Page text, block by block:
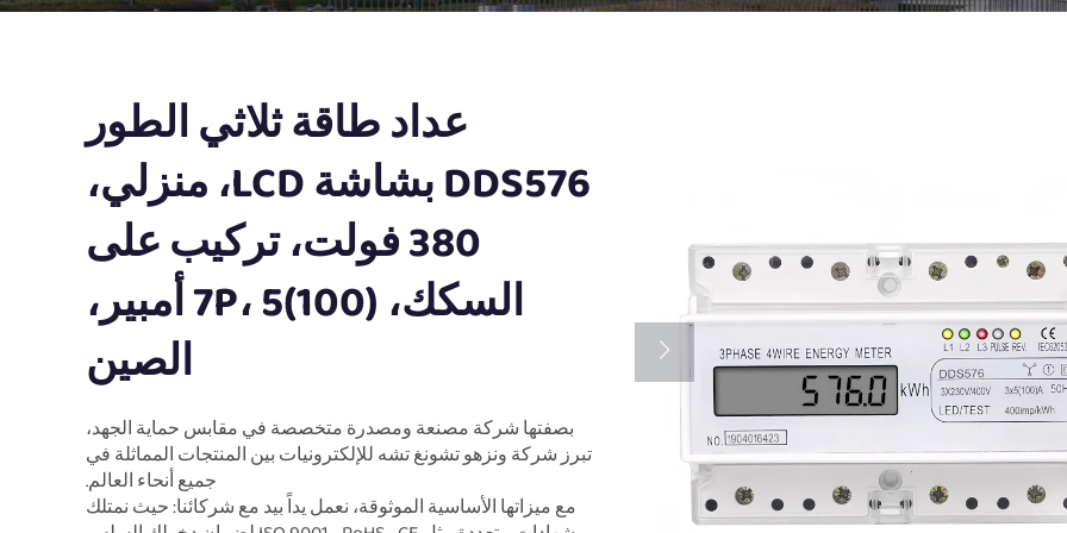
عداد طاقة ثلاثي الطور
DDS576 بشاشة LCD، منزلي،
380 فولت، تركيب على
السكك، 7P، 5(100) أمبير،
الصين
بصفتها شركة مصنعة ومصدرة متخصصة في مقابس حماية الجهد،
تبرز شركة ونزهو تشونغ تشه للإلكترونيات بين المنتجات المماثلة في
جميع أنحاء العالم.
مع ميزاتها الأساسية الموثوقة، نعمل يداً بيد مع شركائنا: حيث نمتلك